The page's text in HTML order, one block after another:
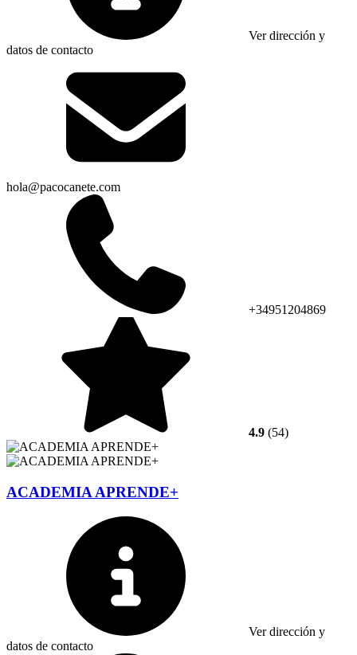
Ver dirección y
datos de contacto
hola@pacocanete.com
+34951204869
4.9 (54)
ACADEMIA APRENDE+
Ver dirección y
datos de contacto